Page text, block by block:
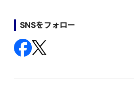
SNSをフォロー